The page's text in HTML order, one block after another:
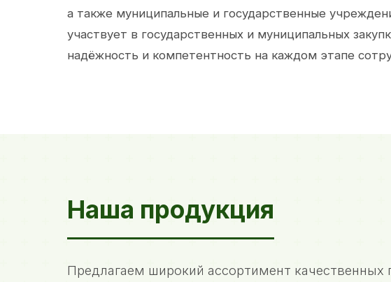
а также муниципальные и государственные
участвует в государственных и муниципальных
надёжность и компетентность на каждом этапе
Наша продукция
Предлагаем широкий ассортимент качественных